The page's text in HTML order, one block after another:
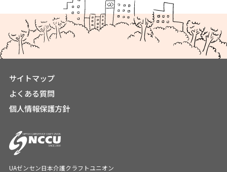
サイトマップ
よくある質問
個人情報保護方針
UAゼンセン日本介護クラフトユニオン